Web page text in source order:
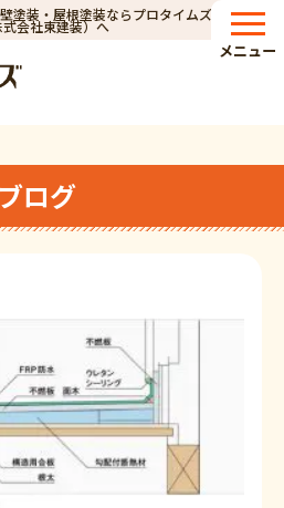
塗装・屋根塗装ならプロタイムズ宮崎北
式会社東建装）へ
メニュー
ブログ